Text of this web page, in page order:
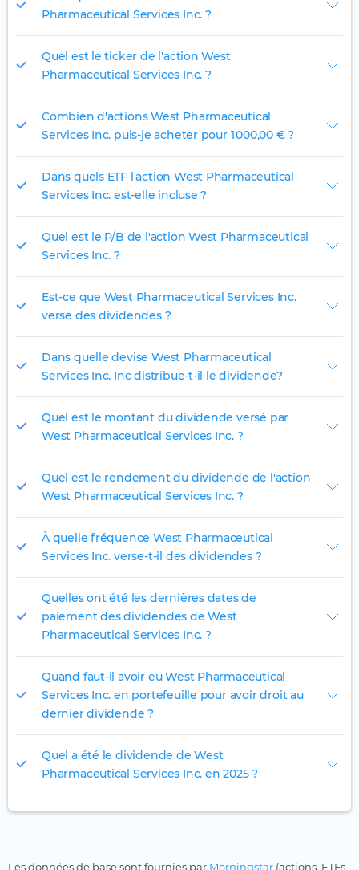
Pharmaceutical Services Inc. ?
Quel est le ticker de l'action West
Pharmaceutical Services Inc. ?
Combien d'actions West Pharmaceutical
Services Inc. puis-je acheter pour 1 000,00 € ?
Dans quels ETF l'action West Pharmaceutical
Services Inc. est-elle incluse ?
Quel est le P/B de l'action West Pharmaceutical
Services Inc. ?
Est-ce que West Pharmaceutical Services Inc.
verse des dividendes ?
Dans quelle devise West Pharmaceutical
Services Inc. Inc distribue-t-il le dividende?
Quel est le montant du dividende versé par
West Pharmaceutical Services Inc. ?
Quel est le rendement du dividende de l'action
West Pharmaceutical Services Inc. ?
À quelle fréquence West Pharmaceutical
Services Inc. verse-t-il des dividendes ?
Quelles ont été les dernières dates de
paiement des dividendes de West
Pharmaceutical Services Inc. ?
Quand faut-il avoir eu West Pharmaceutical
Services Inc. en portefeuille pour avoir droit au
dernier dividende ?
Quel a été le dividende de West
Pharmaceutical Services Inc. en 2025 ?
Les données de base sont fournies par Morningstar (actions, ETFs,